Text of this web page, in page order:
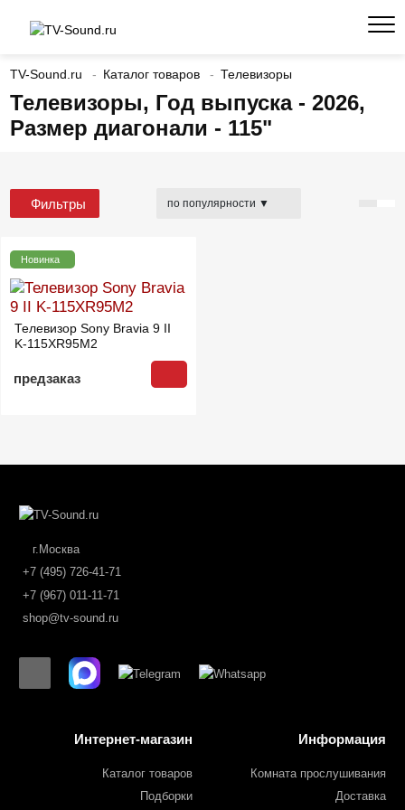
TV-Sound.ru Каталог товаров Телевизоры
Телевизоры, Год выпуска - 2026,
Размер диагонали - 115"
Фильтры
Новинка
Телевизор Sony Bravia 9 II
K-115XR95M2
предзаказ
г.Москва
+7 (495) 726-41-71
+7 (967) 011-11-71
shop@tv-sound.ru
Интернет-магазин
Каталог товаров
Подборки
Информация
Комната прослушивания
Доставка